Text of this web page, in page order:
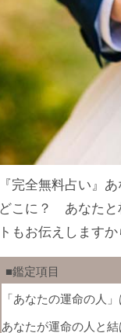
『完全無料占い』
どこに？ あなたと
トもお伝えします
■鑑定項目
「あなたの運命の人
あなたが運命の人と